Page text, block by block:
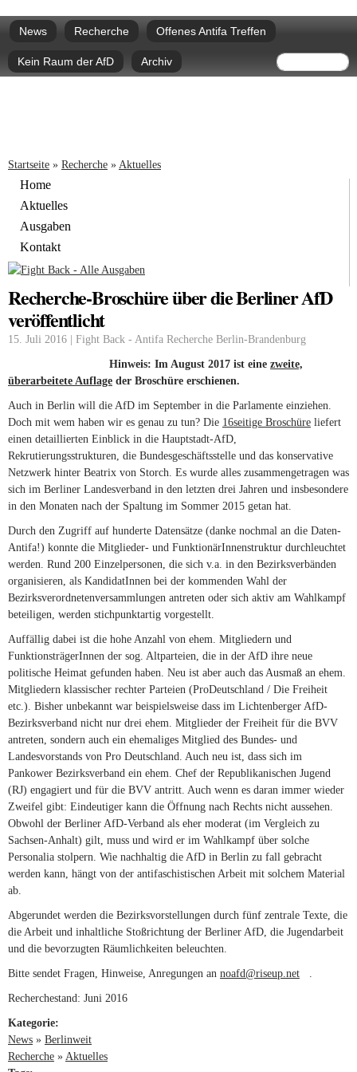
zum
Hauptmenü
News Recherche Offenes Antifa Treffen
Kein Raum der AfD Archiv Suche
Sie sind hier
Startseite » Recherche » Aktuelles
Home
Aktuelles
Ausgaben
Kontakt
Recherche-Broschüre über die Berliner AfD
veröffentlicht
15. Juli 2016 | Fight Back - Antifa Recherche Berlin-Brandenburg
Hinweis: Im August 2017 ist eine zweite,
überarbeitete Auflage der Broschüre erschienen.
Auch in Berlin will die AfD im September in die Parlamente einziehen.
Doch mit wem haben wir es genau zu tun? Die 16seitige Broschüre liefert
einen detaillierten Einblick in die Hauptstadt-AfD,
Rekrutierungsstrukturen, die Bundesgeschäftsstelle und das konservative
Netzwerk hinter Beatrix von Storch. Es wurde alles zusammengetragen was
sich im Berliner Landesverband in den letzten drei Jahren und insbesondere
in den Monaten nach der Spaltung im Sommer 2015 getan hat.
Durch den Zugriff auf hunderte Datensätze (danke nochmal an die Daten-
Antifa!) konnte die Mitglieder- und FunktionärInnenstruktur durchleuchtet
werden. Rund 200 Einzelpersonen, die sich v.a. in den Bezirksverbänden
organisieren, als KandidatInnen bei der kommenden Wahl der
Bezirksverordnetenversammlungen antreten oder sich aktiv am Wahlkampf
beteiligen, werden stichpunktartig vorgestellt.
Auffällig dabei ist die hohe Anzahl von ehem. Mitgliedern und
FunktionsträgerInnen der sog. Altparteien, die in der AfD ihre neue
politische Heimat gefunden haben. Neu ist aber auch das Ausmaß an ehem.
Mitgliedern klassischer rechter Parteien (ProDeutschland / Die Freiheit
etc.). Bisher unbekannt war beispielsweise dass im Lichtenberger AfD-
Bezirksverband nicht nur drei ehem. Mitglieder der Freiheit für die BVV
antreten, sondern auch ein ehemaliges Mitglied des Bundes- und
Landesvorstands von Pro Deutschland. Auch neu ist, dass sich im
Pankower Bezirksverband ein ehem. Chef der Republikanischen Jugend
(RJ) engagiert und für die BVV antritt. Auch wenn es daran immer wieder
Zweifel gibt: Eindeutiger kann die Öffnung nach Rechts nicht aussehen.
Obwohl der Berliner AfD-Verband als eher moderat (im Vergleich zu
Sachsen-Anhalt) gilt, muss und wird er im Wahlkampf über solche
Personalia stolpern. Wie nachhaltig die AfD in Berlin zu fall gebracht
werden kann, hängt von der antifaschistischen Arbeit mit solchem Material
ab.
Abgerundet werden die Bezirksvorstellungen durch fünf zentrale Texte, die
die Arbeit und inhaltliche Stoßrichtung der Berliner AfD, die Jugendarbeit
und die bevorzugten Räumlichkeiten beleuchten.
Bitte sendet Fragen, Hinweise, Anregungen an noafd@riseup.net (link sends
.
Recherchestand: Juni 2016
Kategorie:
News » Berlinweit
Recherche » Aktuelles